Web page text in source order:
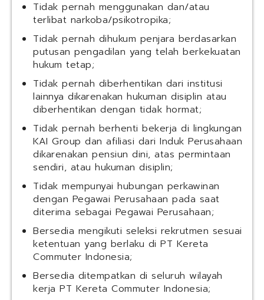
Tidak pernah menggunakan dan/atau
terlibat narkoba/psikotropika;
Tidak pernah dihukum penjara berdasarkan
putusan pengadilan yang telah berkekuatan
hukum tetap;
Tidak pernah diberhentikan dari institusi
lainnya dikarenakan hukuman disiplin atau
diberhentikan dengan tidak hormat;
Tidak pernah berhenti bekerja di lingkungan
KAI Group dan afiliasi dari Induk Perusahaan
dikarenakan pensiun dini, atas permintaan
sendiri, atau hukuman disiplin;
Tidak mempunyai hubungan perkawinan
dengan Pegawai Perusahaan pada saat
diterima sebagai Pegawai Perusahaan;
Bersedia mengikuti seleksi rekrutmen sesuai
ketentuan yang berlaku di PT Kereta
Commuter Indonesia;
Bersedia ditempatkan di seluruh wilayah
kerja PT Kereta Commuter Indonesia;